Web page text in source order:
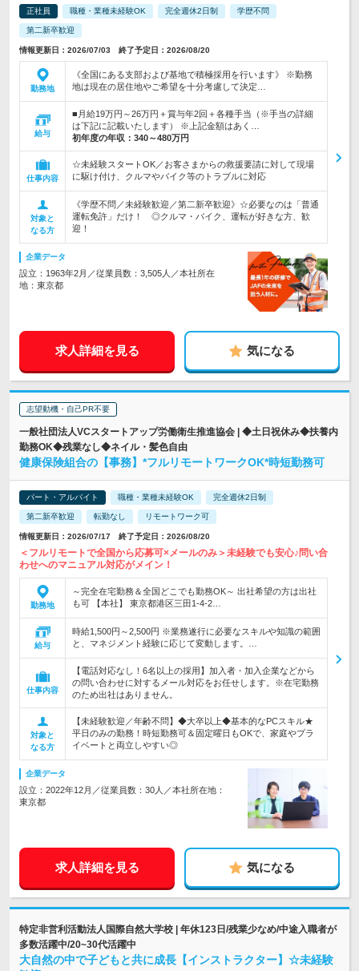
正社員 職種・業種未経験OK 完全週休2日制 学歴不問
第二新卒歓迎
情報更新日：2026/07/03 終了予定日：2026/08/20
勤務地
《全国にある支部および基地で積極採用を行います》 ※勤務
地は現在の居住地やご希望を十分考慮して決定…
給与
■月給19万円～26万円＋賞与年2回＋各種手当（※手当の詳細
は下記に記載いたします） ※上記金額はあく…
初年度の年収： 340～480万円
仕事内容
☆未経験スタートOK／お客さまからの救援要請に対して現場
に駆け付け、クルマやバイク等のトラブルに対応
対象と
なる方
《学歴不問／未経験歓迎／第二新卒歓迎》☆必要なのは「普通
運転免許」だけ！ ◎クルマ・バイク、運転が好きな方、歓
迎！
企業データ
設立：1963年2月／従業員数：3,505人／本社所在
地：東京都
求人詳細を見る 気になる
志望動機・自己PR不要
一般社団法人VCスタートアップ労働衛生推進協会 | ◆土日祝休み◆扶養内
勤務OK◆残業なし◆ネイル・髪色自由
健康保険組合の【事務】*フルリモートワークOK*時短勤務可
パート・アルバイト 職種・業種未経験OK 完全週休2日制
第二新卒歓迎 転勤なし リモートワーク可
情報更新日：2026/07/17 終了予定日：2026/08/20
＜フルリモートで全国から応募可×メールのみ＞未経験でも安心♪問い合
わせへのマニュアル対応がメイン！
勤務地
～完全在宅勤務＆全国どこでも勤務OK～ 出社希望の方は出社
も可 【本社】 東京都港区三田1-4-2…
給与
時給1,500円～2,500円 ※業務遂行に必要なスキルや知識の範囲
と、マネジメント経験に応じて変動します。…
仕事内容
【電話対応なし！6名以上の採用】加入者・加入企業などから
の問い合わせに対するメール対応をお任せします。※在宅勤務
のため出社はありません。
対象と
なる方
【未経験歓迎／年齢不問】◆大卒以上◆基本的なPCスキル★
平日のみの勤務！時短勤務可＆固定曜日もOKで、家庭やプラ
イベートと両立しやすい◎
企業データ
設立：2022年12月／従業員数：30人／本社所在地：
東京都
求人詳細を見る 気になる
特定非営利活動法人国際自然大学校 | 年休123日/残業少なめ/中途入職者が
多数活躍中/20~30代活躍中
大自然の中で子どもと共に成長【インストラクター】☆未経験